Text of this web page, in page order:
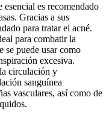
esencial es recomendado
Gracias a sus
para tratar el acné.
para combatir la
se puede usar como
excesiva.
circulación y
sanguínea
vasculares, así como de